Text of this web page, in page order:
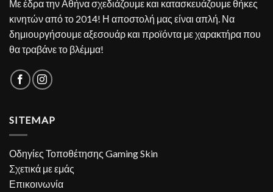
Με έδρα την Αθήνα σχεδιάζουμε και κατασκευάζουμε θήκες
κινητών από το 2014! Η αποστολή μας είναι απλή. Να
δημιουργήσουμε αξεσουάρ και προϊόντα με χαρακτήρα που
θα τραβάνε το βλέμμα!
SITEMAP
Οδηγίες Τοποθέτησης Gaming Skin
Σχετικά με εμάς
Επικοινωνία